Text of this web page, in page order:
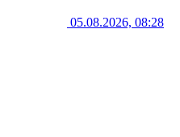
05.08.2026, 08:28